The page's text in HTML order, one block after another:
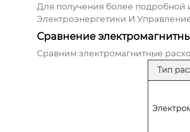
Для получения более
Электроэнергетики И
Сравнение
Сравним электромагнитные
Тип